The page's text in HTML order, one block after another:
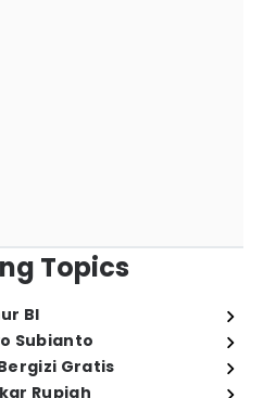
Topics
BI
Subianto
Gratis
Rupiah